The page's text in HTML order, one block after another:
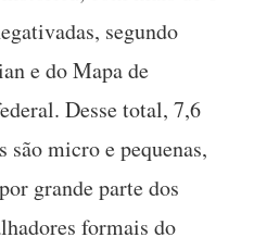
segundo
e do Mapa de
Desse total, 7,6
são micro e pequenas,
grande parte dos
formais do